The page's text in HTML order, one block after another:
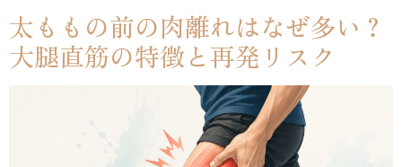
太ももの前の肉離れはなぜ多い？
大腿直筋の特徴と再発リスク